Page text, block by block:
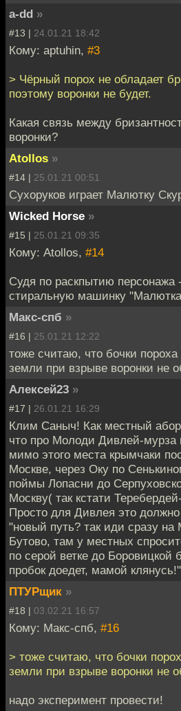
a-dd »
#13 | 24.01.21 18:42
Кому: aptuhin, #3
> Чёрный порох не обладает
поэтому воронки не будет.
Какая связь между
воронки?
Atollos »
#14 | 25.01.21 00:51
Сухоруков играет Малютку
Wicked Horse »
#15 | 25.01.21 09:35
Кому: Atollos, #14
Судя по раскпытию персонажа
стиральную машинку
Макс-спб »
#16 | 25.01.21 12:22
тоже считаю, что бочки пороха
земли при взрыве воронки не
Алексей23 »
#17 | 26.01.21 16:29
Клим Саныч! Как местный
что про Молоди Дивлей-мурза
мимо этого места крымчаки
Москве, через Оку по
поймы Лопасни до
Москву( так кстати
Просто для Дивлея это
"новый путь? так иди сразу
Бутово, там у местных
по серой ветке до Боровицкой
пробок доедет, мамой клянусь!"
ПТУРщик »
#18 | 03.02.21 16:57
Кому: Макс-спб, #16
> тоже считаю, что бочки
земли при взрыве воронки не
надо эксперимент провести!